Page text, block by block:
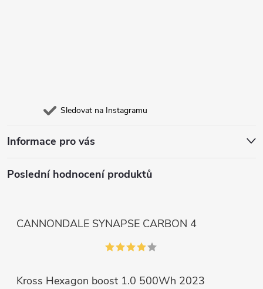
Sledovat na Instagramu
Informace pro vás
Poslední hodnocení produktů
CANNONDALE SYNAPSE CARBON 4
Kross Hexagon boost 1.0 500Wh 2023